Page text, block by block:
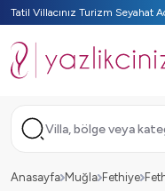
Tatil Villacınız Turizm Seyahat
Villa, bölge veya
Anasayfa Muğla Fethiye